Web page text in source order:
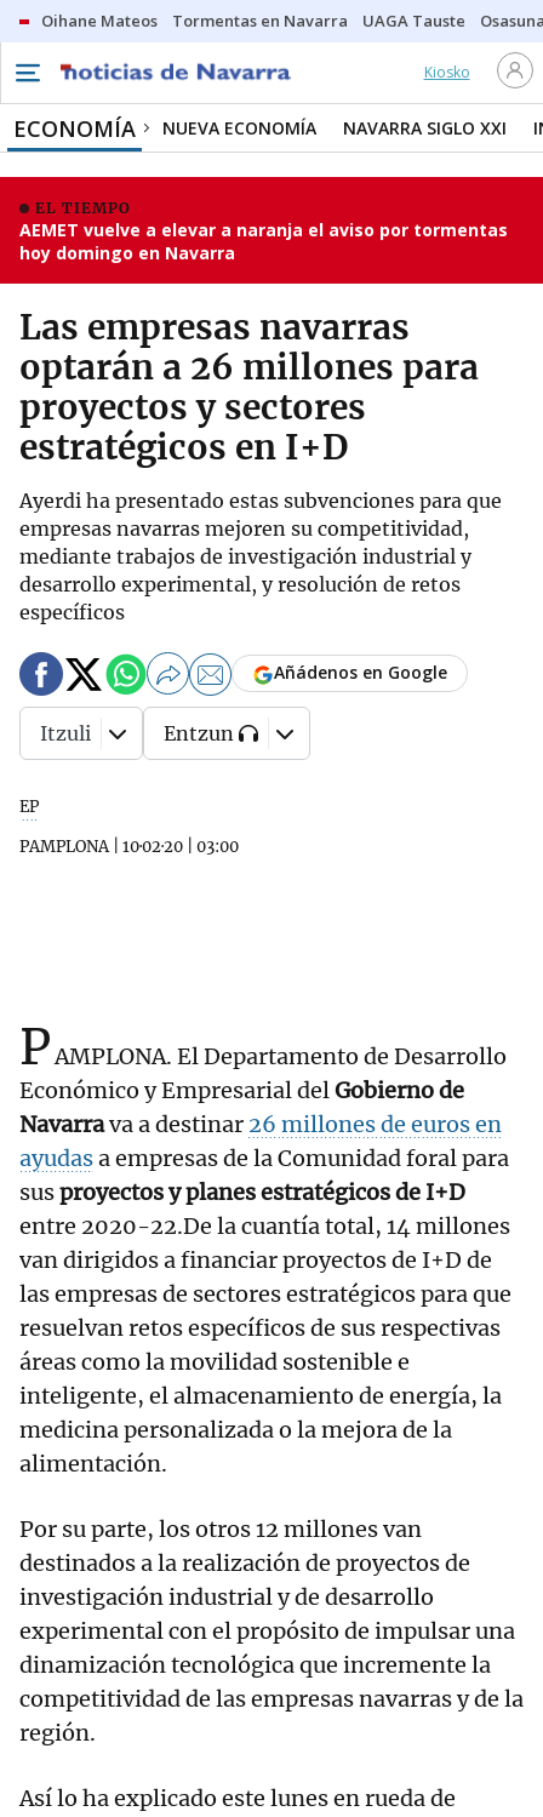
Oihane Mateos Tormentas en Navarra UAGA Tauste
Kiosko
ECONOMÍA NUEVA ECONOMÍA NAVARRA SIGLO XXI
EL TIEMPO
AEMET vuelve a elevar a naranja el aviso por tormentas
hoy domingo en Navarra
Las empresas navarras
optarán a 26 millones para
proyectos y sectores
estratégicos en I+D
Ayerdi ha presentado estas subvenciones para que
empresas navarras mejoren su competitividad,
mediante trabajos de investigación industrial y
desarrollo experimental, y resolución de retos
específicos
EP
PAMPLONA| 10·02·20 03:00
Añádenos en Google
Itzuli Entzun
PAMPLONA. El Departamento de Desarrollo
Económico y Empresarial delGobierno de
Navarrava a destinar 26 millones de euros en
ayudasa empresas de la Comunidad foral para
susproyectos y planes estratégicos de I+D
entre 2020-22.De la cuantía total, 14 millones
van dirigidos a financiar proyectos de I+D de
las empresas de sectores estratégicos para que
resuelvan retos específicos de sus respectivas
áreas como la movilidad sostenible e
inteligente, el almacenamiento de energía, la
medicina personalizada o la mejora de la
alimentación.
Por su parte, los otros 12 millones van
destinados a la realización de proyectos de
investigación industrial y de desarrollo
experimental con el propósito de impulsar una
dinamización tecnológica que incremente la
competitividad de las empresas navarras y de la
región.
Así lo ha explicado este lunes en rueda de